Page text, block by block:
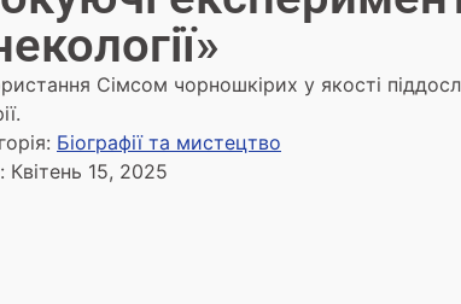
Сімсом чорношкірих у якості
Біографії та мистецтво
Квітень 15, 2025